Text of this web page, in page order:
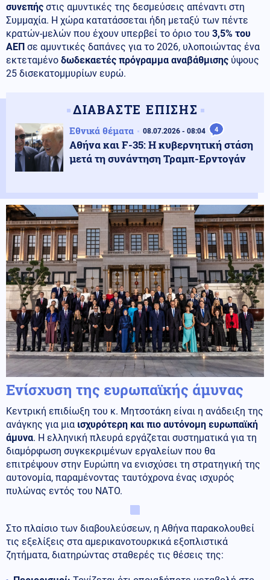
συνεπής στις αμυντικές της δεσμεύσεις απέναντι στη
Συμμαχία. Η χώρα κατατάσσεται ήδη μεταξύ των πέντε
κρατών-μελών που έχουν υπερβεί το όριο του 3,5% του
ΑΕΠ σε αμυντικές δαπάνες για το 2026, υλοποιώντας ένα
εκτεταμένο δωδεκαετές πρόγραμμα αναβάθμισης ύψους
25 δισεκατομμυρίων ευρώ.
ΔΙΑΒΑΣΤΕ ΕΠΙΣΗΣ
Εθνικά θέματα 08.07.2026 - 08:04 4
Αθήνα και F-35: Η κυβερνητική στάση
μετά τη συνάντηση Τραμπ-Ερντογάν
Ενίσχυση της ευρωπαϊκής άμυνας
Κεντρική επιδίωξη του κ. Μητσοτάκη είναι η ανάδειξη της
ανάγκης για μια ισχυρότερη και πιο αυτόνομη ευρωπαϊκή
άμυνα. Η ελληνική πλευρά εργάζεται συστηματικά για τη
διαμόρφωση συγκεκριμένων εργαλείων που θα
επιτρέψουν στην Ευρώπη να ενισχύσει τη στρατηγική της
αυτονομία, παραμένοντας ταυτόχρονα ένας ισχυρός
πυλώνας εντός του ΝΑΤΟ.
Στο πλαίσιο των διαβουλεύσεων, η Αθήνα παρακολουθεί
τις εξελίξεις στα αμερικανοτουρκικά εξοπλιστικά
ζητήματα, διατηρώντας σταθερές τις θέσεις της: